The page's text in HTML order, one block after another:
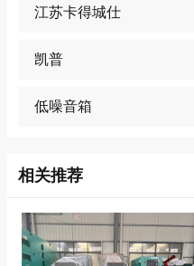
江苏卡得城仕
凯普
低噪音箱
相关推荐